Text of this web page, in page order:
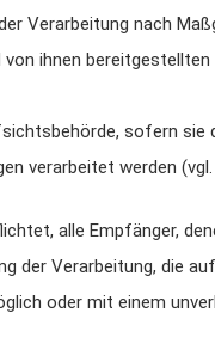
Verarbeitung nach
ihnen
sofern
verarbeitet werden (vgl.
alle Empfänger,
der Verarbeitung, die
oder mit einem